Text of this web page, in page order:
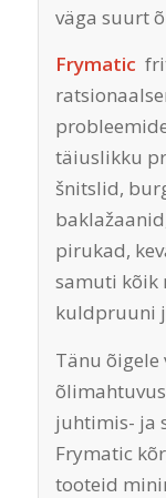
väga suurt
Frymatic
täiuslikku
šnitslid,
pirukad,
samuti kõik
kuldpruuni
Tänu õigele
juhtimis- ja
Frymatic
tooteid